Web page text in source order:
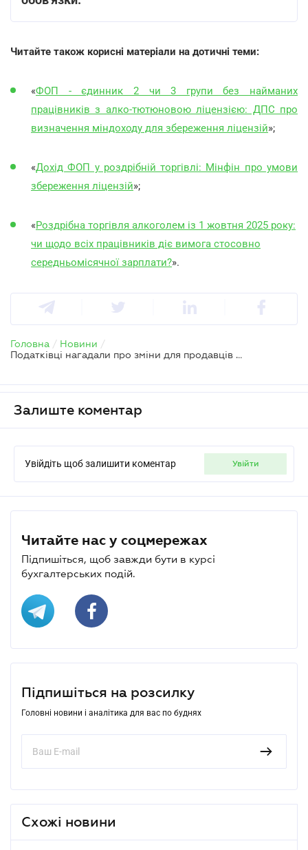
Читайте також корисні матеріали на дотичні теми:
«ФОП - єдинник 2 чи 3 групи без найманих
працівників з алко-тютюновою ліцензією: ДПС про
визначення міндоходу для збереження ліцензій»;
«Дохід ФОП у роздрібній торгівлі: Мінфін про умови
збереження ліцензій»;
«Роздрібна торгівля алкоголем із 1 жовтня 2025 року:
чи щодо всіх працівників діє вимога стосовно
середньомісячної зарплати?».
Головна / Новини /
Податківці нагадали про зміни для продавців підакцизних товарів
Залиште коментар
Увійдіть щоб залишити коментар увійти
Читайте нас у соцмережах
Підпишіться, щоб завжди бути в курсі
бухгалтерських подій.
Підпишіться на розсилку
Головні новини і аналітика для вас по буднях
Схожі новини